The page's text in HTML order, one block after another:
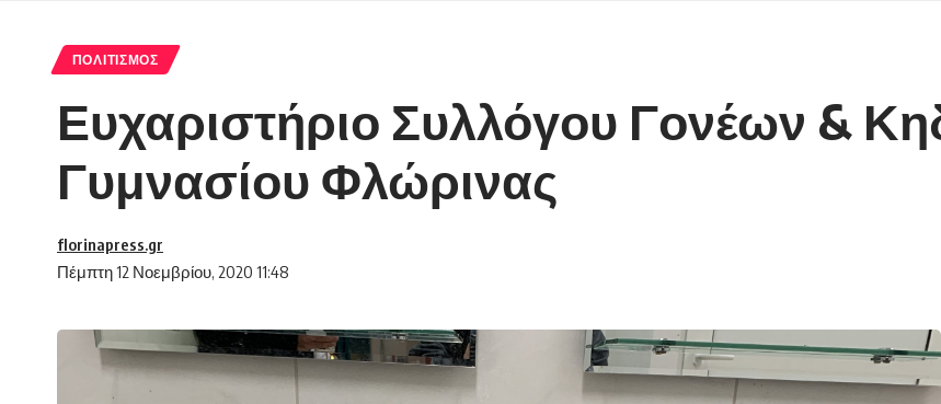
ΠΟΛΙΤΙΣΜΌΣ
Ευχαριστήριο Συλλόγου Γονέων &
Γυμνασίου Φλώρινας
Πέμπτη 12 Νοεμβρίου, 2020 11:48
florinapress.gr